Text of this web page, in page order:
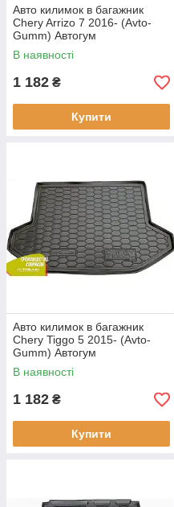
Авто килимок в багажник
Chery Arrizo 7 2016- (Avto-
Gumm) Автогум
В наявності
1 182 ₴
Купити
Авто килимок в багажник
Chery Tiggo 5 2015- (Avto-
Gumm) Автогум
В наявності
1 182 ₴
Купити